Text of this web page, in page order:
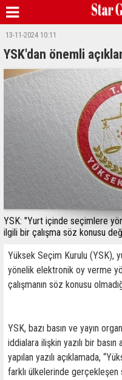
13-11-2024 10:11
YSK'dan önemli
YSK: "Yurt içinde seçimlere
ilgili bir çalışma söz konusu
Yüksek Seçim Kurulu (YSK),
yönelik elektronik oy verme
çalışmanın söz konusu
YSK, bazı basın ve yayın
iddialara ilişkin yazılı bir basın
yapılan yazılı açıklamada,
farklı ülkelerinde gerçekleşen